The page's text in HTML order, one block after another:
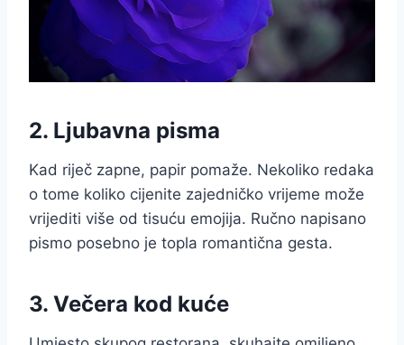
2. Ljubavna pisma
Kad riječ zapne, papir pomaže. Nekoliko redaka
o tome koliko cijenite zajedničko vrijeme može
vrijediti više od tisuću emojija. Ručno napisano
pismo posebno je topla romantična gesta.
3. Večera kod kuće